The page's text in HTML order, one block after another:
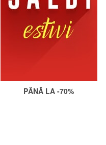
PÂNĂ LA -70%